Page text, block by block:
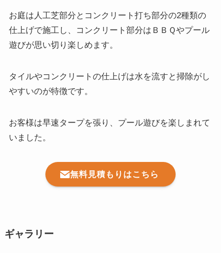
お庭は人工芝部分とコンクリート打ち部分の2種類の
仕上げで施工し、コンクリート部分はＢＢＱやプール
遊びが思い切り楽しめます。
タイルやコンクリートの仕上げは水を流すと掃除がし
やすいのが特徴です。
お客様は早速タープを張り、プール遊びを楽しまれて
いました。
無料見積もりはこちら
ギャラリー